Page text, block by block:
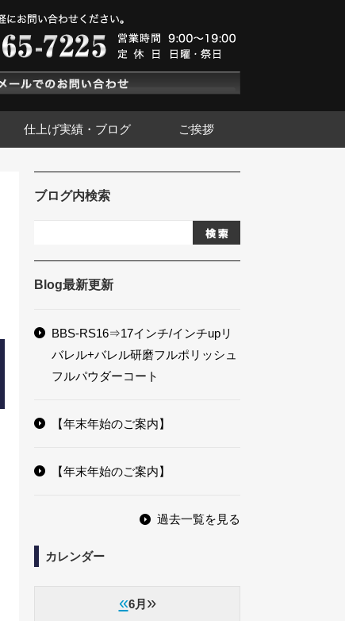
仕上げ実績・ブログ ご挨拶
ブログ内検索
Blog最新更新
BBS-RS16⇒17インチ/インチupリ
バレル+バレル研磨フルポリッシュ
フルパウダーコート
【年末年始のご案内】
【年末年始のご案内】
過去一覧を見る
カレンダー
«6月 »